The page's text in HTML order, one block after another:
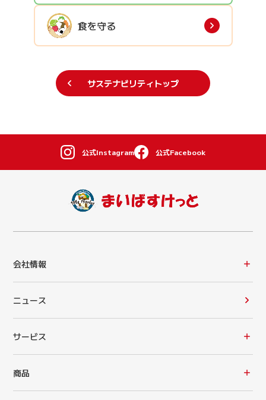
食を守る
サステナビリティトップ
公式Instagram 公式Facebook
会社情報
ニュース
サービス
商品